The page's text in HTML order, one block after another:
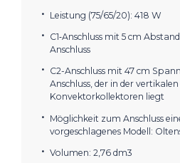
Leistung (75/65/20): 418 W
C1‑Anschluss mit 5 cm
Anschluss
C2-Anschluss mit 47 cm
Anschluss, der in der vertikalen
Konvektorkollektoren liegt
Möglichkeit zum Anschluss
vorgeschlagenes Modell:
Volumen: 2,76 dm3